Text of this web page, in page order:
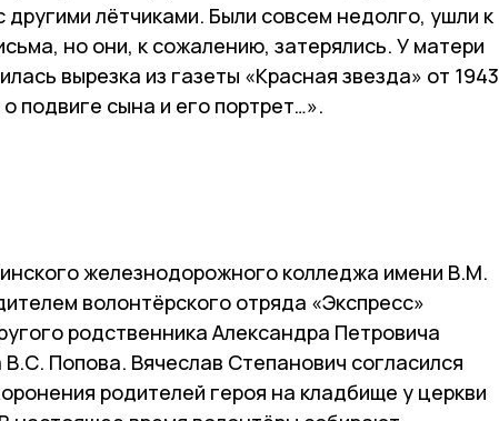
лётчиками. Были совсем недолго, ушли к
но они, к сожалению, затерялись. У матери
вырезка из газеты «Красная звезда» от 1943
подвиге сына и его портрет…».
железнодорожного колледжа имени В.М.
волонтёрского отряда «Экспресс»
родственника Александра Петровича
Попова. Вячеслав Степанович согласился
родителей героя на кладбище у церкви